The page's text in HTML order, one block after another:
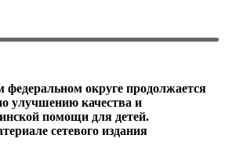
федеральном округе продолжается
улучшению качества и
помощи для детей.
сетевого издания